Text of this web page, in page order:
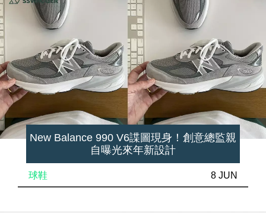
New Balance 990 V6諜圖現身！創意總監親
自曝光來年新設計
球鞋 8 JUN